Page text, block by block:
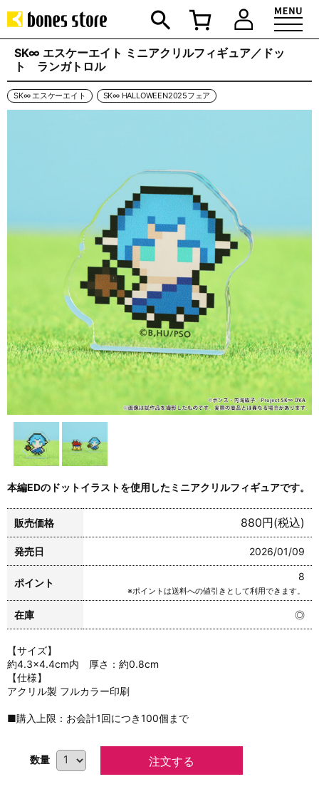
SK∞ エスケーエイト ミニアクリルフィギュア／ドッ
ト ランガトロル
SK∞ エスケーエイト SK∞ HALLOWEEN2025フェア
本編EDのドットイラストを使用したミニアクリルフィギュアです。
販売価格 880円(税込)
発売日 2026/01/09
ポイント
8
※ポイントは送料への値引きとして利用できます。
在庫 ◎
【サイズ】
約4.3×4.4cm内 厚さ：約0.8cm
【仕様】
アクリル製 フルカラー印刷
■購入上限：お会計1回につき100個まで
数量